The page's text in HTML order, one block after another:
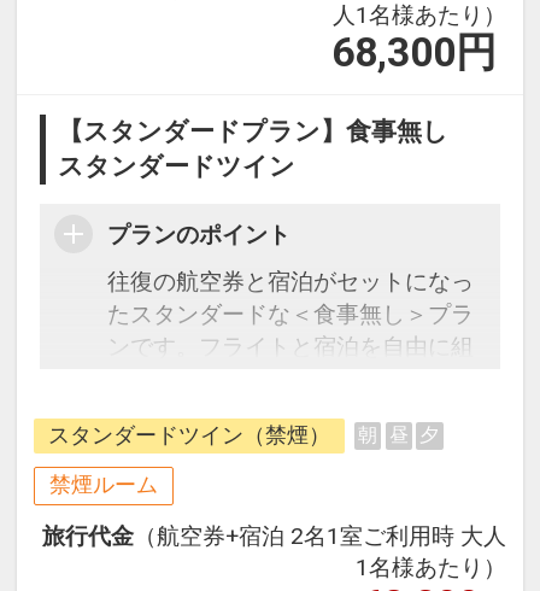
人1名様あたり）
68,300 円
【スタンダードプラン】食事無し
スタンダードツイン
プランのポイント
往復の航空券と宿泊がセットになっ
たスタンダードな＜食事無し＞プラ
ンです。フライトと宿泊を自由に組
ージだから、一都市滞在はもちろん
周遊旅行にも最適！
旅行期間中の1泊だけの宿泊や延
泊・飛び泊なども自由自在です。
フライトは、安心のJAL（または
JALグループ）確約！フライトマイ
スタンダードツイン（禁煙） 朝 昼 夕
禁煙ルーム
旅行代金 （航空券+宿泊 2名1室ご利用時 大人
1名様あたり）